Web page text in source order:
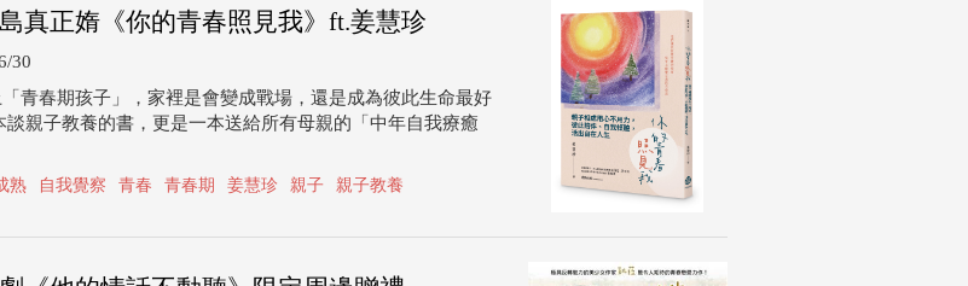
真正媠《你的青春照見我》ft.姜慧珍
30
青春期孩子」，家裡是會變成戰場，還是成為彼此生命最好
談親子教養的書，更是一本送給所有母親的「中年自我療癒
熟 自我覺察 青春 青春期 姜慧珍 親子 親子教養